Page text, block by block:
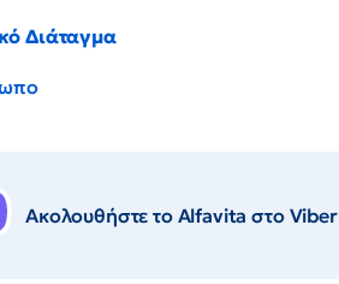
Διάταγμα
Ακολουθήστε το Αlfavita στο Viber